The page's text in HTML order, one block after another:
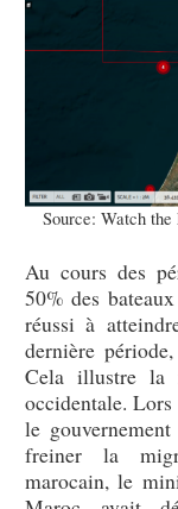
Source: Watch
Au cours des
50% des
réussi à
dernière
Cela illustre la
occidentale.
le
freiner la
marocain, le